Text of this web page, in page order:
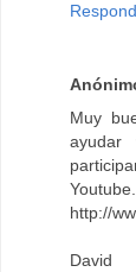
Muy
ayudar
http://
David